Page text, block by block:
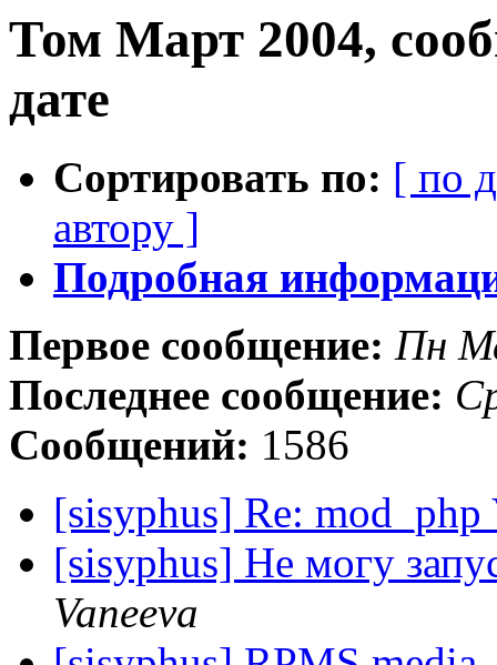
Том Март 2004,
дате
Сортировать по: [ по
автору ]
Подробная
Первое сообщение: Пн
Последнее сообщение:
Сообщений: 1586
[sisyphus] Re:
[sisyphus] Не могу
Vaneeva